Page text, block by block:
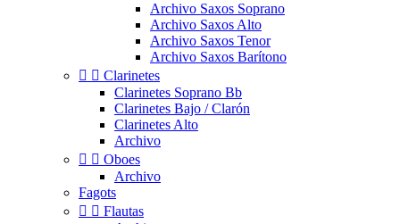
Archivo Saxos Soprano
Archivo Saxos Alto
Archivo Saxos Tenor
Archivo Saxos Barítono
  Clarinetes
Clarinetes Soprano Bb
Clarinetes Bajo / Clarón
Clarinetes Alto
Archivo
  Oboes
Archivo
Fagots
  Flautas